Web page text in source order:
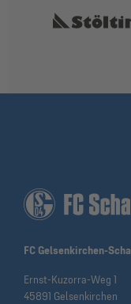
FC Gelsenkirchen-
Ernst-Kuzorra-Weg 1
45891 Gelsenkirchen